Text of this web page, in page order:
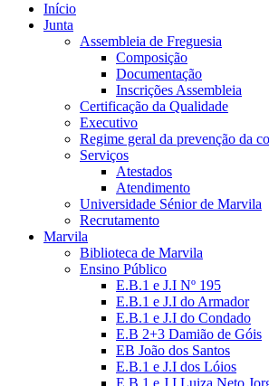
Início
Junta
Assembleia de Freguesia
Composição
Documentação
Inscrições Assembleia
Certificação da Qualidade
Executivo
Regime geral da prevenção da
Serviços
Atestados
Atendimento
Universidade Sénior de Marvila
Recrutamento
Marvila
Biblioteca de Marvila
Ensino Público
E.B.1 e J.I Nº 195
E.B.1 e J.I do Armador
E.B.1 e J.I do Condado
E.B 2+3 Damião de Góis
EB João dos Santos
E.B.1 e J.I dos Lóios
E.B.1 e J.I Luiza Neto